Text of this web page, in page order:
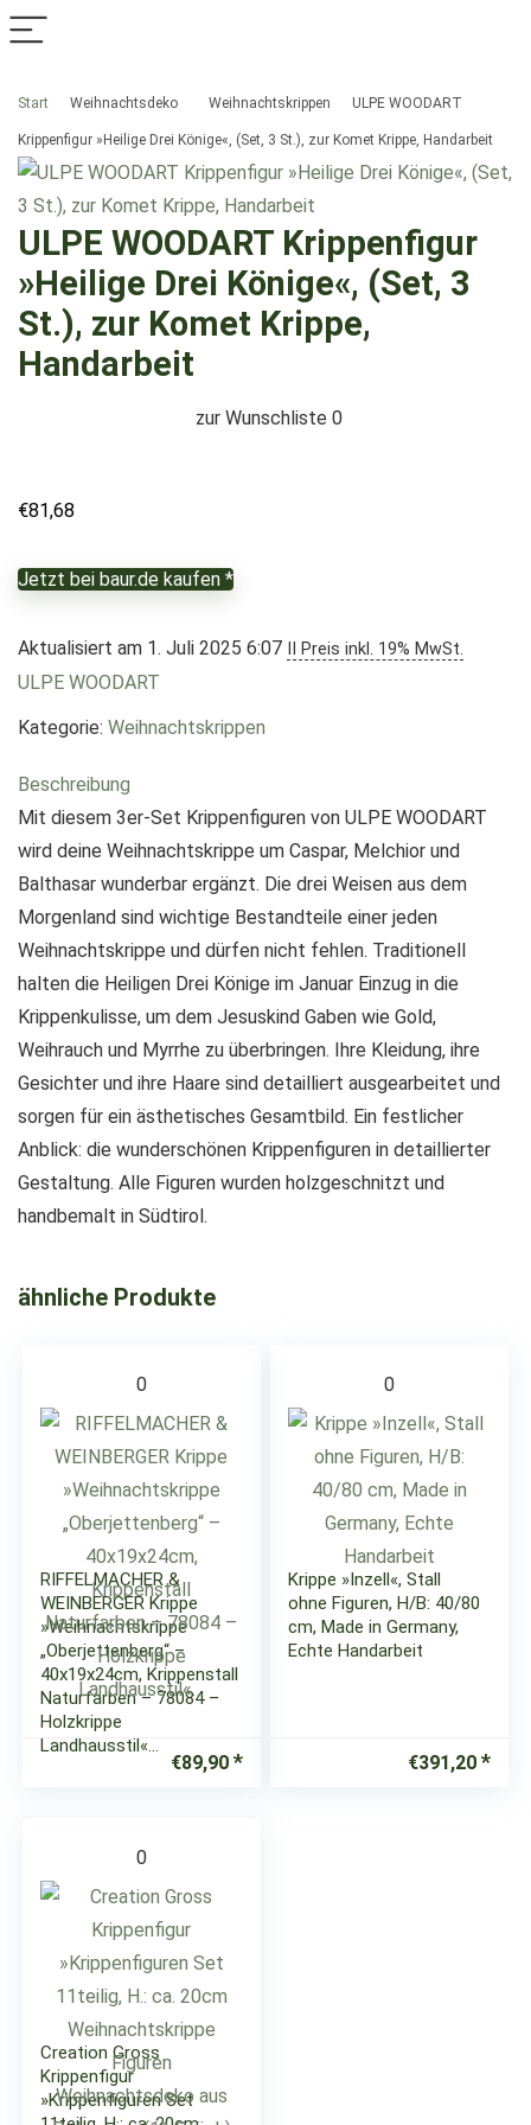
Start Weihnachtsdeko Weihnachtskrippen ULPE WOODART
Krippenfigur »Heilige Drei Könige«, (Set, 3 St.), zur Komet Krippe, Handarbeit
ULPE WOODART Krippenfigur
»Heilige Drei Könige«, (Set, 3
St.), zur Komet Krippe,
Handarbeit
zur Wunschliste 0
€81,68
Jetzt bei baur.de kaufen *
Aktualisiert am 1. Juli 2025 6:07 II Preis inkl. 19% MwSt.
ULPE WOODART
Kategorie: Weihnachtskrippen
Beschreibung
Mit diesem 3er-Set Krippenfiguren von ULPE WOODART
wird deine Weihnachtskrippe um Caspar, Melchior und
Balthasar wunderbar ergänzt. Die drei Weisen aus dem
Morgenland sind wichtige Bestandteile einer jeden
Weihnachtskrippe und dürfen nicht fehlen. Traditionell
halten die Heiligen Drei Könige im Januar Einzug in die
Krippenkulisse, um dem Jesuskind Gaben wie Gold,
Weihrauch und Myrrhe zu überbringen. Ihre Kleidung, ihre
Gesichter und ihre Haare sind detailliert ausgearbeitet und
sorgen für ein ästhetisches Gesamtbild. Ein festlicher
Anblick: die wunderschönen Krippenfiguren in detaillierter
Gestaltung. Alle Figuren wurden holzgeschnitzt und
handbemalt in Südtirol.
ähnliche Produkte
0
RIFFELMACHER &
WEINBERGER Krippe
»Weihnachtskrippe
„Oberjettenberg“ –
40x19x24cm, Krippenstall
Naturfarben – 78084 –
Holzkrippe
Landhausstil«…
€89,90
0
Krippe »Inzell«, Stall
ohne Figuren, H/B: 40/80
cm, Made in Germany,
Echte Handarbeit
€391,20
0
Creation Gross
Krippenfigur
»Krippenfiguren Set